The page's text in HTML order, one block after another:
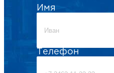
Имя
Телефон